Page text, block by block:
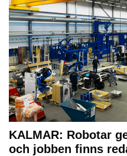
KALMAR: Robotar
och jobben finns